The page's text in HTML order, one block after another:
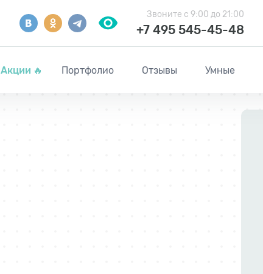
Звоните с 9:00 до 21:00
+7 495 545-45-48
Акции 🔥 Портфолио Отзывы Умные